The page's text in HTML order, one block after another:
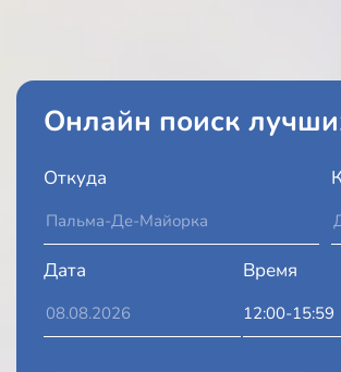
Онлайн поиск
Откуда
Дата Время